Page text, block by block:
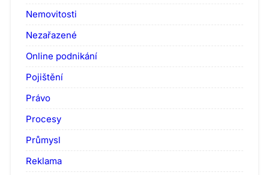
Nemovitosti
Nezařazené
Online podnikání
Pojištění
Právo
Procesy
Průmysl
Reklama